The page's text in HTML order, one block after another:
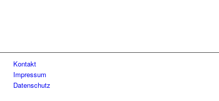
Kontakt
Impressum
Datenschutz